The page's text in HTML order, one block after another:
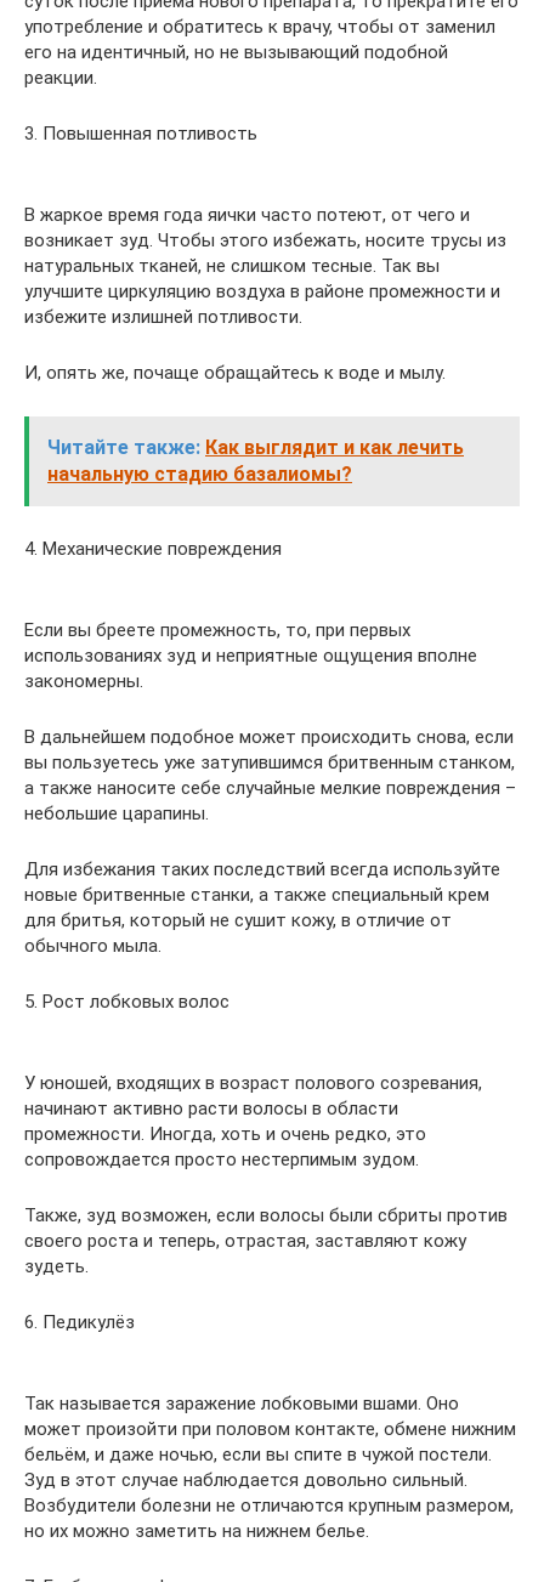
употребление и обратитесь к врачу, чтобы от заменил
его на идентичный, но не вызывающий подобной
реакции.
3. Повышенная потливость
В жаркое время года яички часто потеют, от чего и
возникает зуд. Чтобы этого избежать, носите трусы из
натуральных тканей, не слишком тесные. Так вы
улучшите циркуляцию воздуха в районе промежности и
избежите излишней потливости.
И, опять же, почаще обращайтесь к воде и мылу.
Читайте также: Как выглядит и как лечить
начальную стадию базалиомы?
4. Механические повреждения
Если вы бреете промежность, то, при первых
использованиях зуд и неприятные ощущения вполне
закономерны.
В дальнейшем подобное может происходить снова, если
вы пользуетесь уже затупившимся бритвенным станком,
а также наносите себе случайные мелкие повреждения –
небольшие царапины.
Для избежания таких последствий всегда используйте
новые бритвенные станки, а также специальный крем
для бритья, который не сушит кожу, в отличие от
обычного мыла.
5. Рост лобковых волос
У юношей, входящих в возраст полового созревания,
начинают активно расти волосы в области
промежности. Иногда, хоть и очень редко, это
сопровождается просто нестерпимым зудом.
Также, зуд возможен, если волосы были сбриты против
своего роста и теперь, отрастая, заставляют кожу
зудеть.
6. Педикулёз
Так называется заражение лобковыми вшами. Оно
может произойти при половом контакте, обмене нижним
бельём, и даже ночью, если вы спите в чужой постели.
Зуд в этот случае наблюдается довольно сильный.
Возбудители болезни не отличаются крупным размером,
но их можно заметить на нижнем белье.